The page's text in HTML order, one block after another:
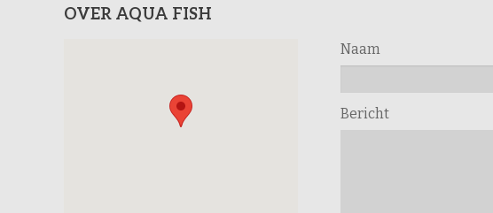
OVER AQUA FISH
Naam
Bericht